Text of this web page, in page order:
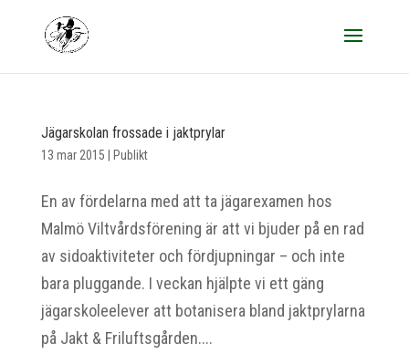
Jägarskolan frossade i jaktprylar
13 mar 2015 Publikt
En av fördelarna med att ta jägarexamen hos
Malmö Viltvårdsförening är att vi bjuder på en rad
av sidoaktiviteter och fördjupningar – och inte
bara pluggande. I veckan hjälpte vi ett gäng
jägarskoleelever att botanisera bland jaktprylarna
på Jakt & Friluftsgården....